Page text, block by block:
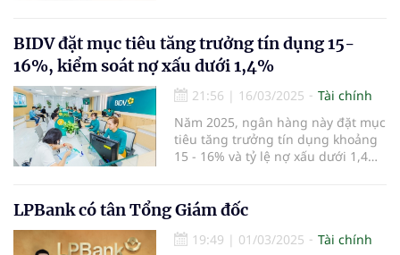
thành viên HĐQT Ngân hàng TMCP
Eximbank nhấn mạnh.
BIDV đặt mục tiêu tăng trưởng tín dụng 15-
16%, kiểm soát nợ xấu dưới 1,4%
21:56 | 16/03/2025
Tài chính
Năm 2025, ngân hàng này đặt mục
tiêu tăng trưởng tín dụng khoảng
15 - 16% và tỷ lệ nợ xấu dưới 1,4%.
cổ phiếu từ nguồn ợi nhuận sau
2023.
LPBank có tân Tổng Giám đốc
19:49 | 01/03/2025
Tài chính